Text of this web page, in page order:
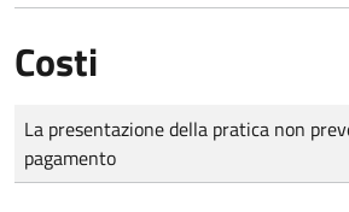
Costi
Tipo di pagamento
Importo
La presentazione della pratica non
pagamento